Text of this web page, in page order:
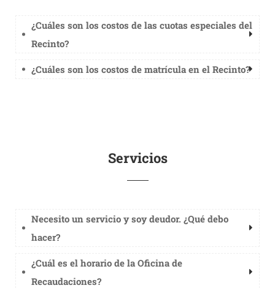
¿Cuáles son los costos de las cuotas especiales del
Recinto?
¿Cuáles son los costos de matrícula en el Recinto?
Servicios
Necesito un servicio y soy deudor. ¿Qué debo
hacer?
¿Cuál es el horario de la Oficina de
Recaudaciones?